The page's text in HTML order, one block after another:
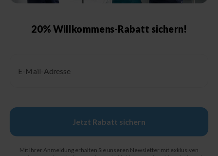
Größentabelle Schuhe
Pflegehinweise
© 2026, Berufsbekleidung.de
20% Willkommens-Rabatt sichern!
Jetzt Rabatt sichern
Mit Ihrer Anmeldung erhalten Sie unseren Newsletter mit exklusiven